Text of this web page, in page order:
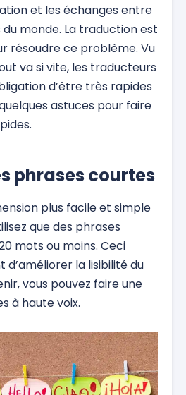
et les échanges entre
monde. La traduction est
résoudre ce problème. Vu
va si vite, les traducteurs
d’être très rapides
astuces pour faire
phrases courtes
plus facile et simple
que des phrases
mots ou moins. Ceci
la lisibilité du
vous pouvez faire une
à haute voix.